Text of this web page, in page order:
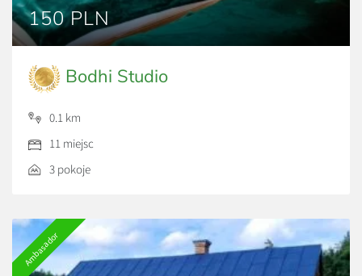
150 PLN
Bodhi Studio
0.1 km
11 miejsc
3 pokoje
Ambasador